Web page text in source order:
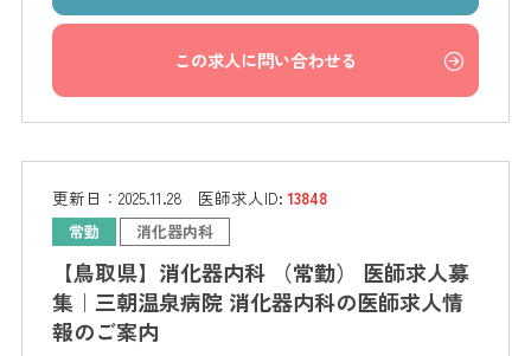
この求人に問い合わせる
更新日： 2025.11.28 医師求人ID:13848
常勤 消化器内科
【鳥取県】消化器内科 （常勤） 医師求人募
集｜三朝温泉病院 消化器内科の医師求人情
報のご案内